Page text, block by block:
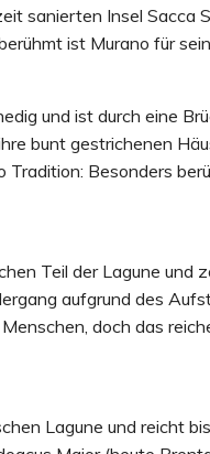
sanierten Insel Sacca
ist Murano für
und ist durch eine
bunt gestrichenen
Besonders
Teil der Lagune und
aufgrund des
doch das
Lagune und reicht